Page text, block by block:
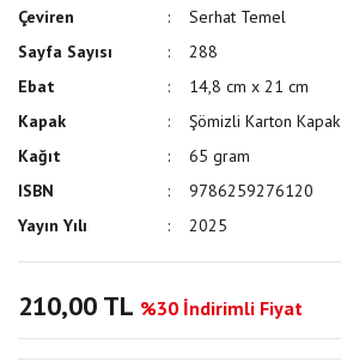
Çeviren
Serhat Temel
Sayfa Sayısı
288
Ebat
14,8 cm x 21 cm
Kapak
Şömizli Karton Kapak
Kağıt
65 gram
ISBN
9786259276120
Yayın Yılı
2025
210,00 TL %30 İndirimli Fiyat